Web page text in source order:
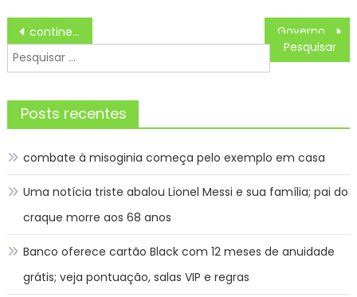
Navegação
de
Post
continente africano tem 139 mortes suspeitas em surtos de ebola
Pesquisar
por:
Posts recentes
combate à misoginia começa pelo exemplo em casa
Uma notícia triste abalou Lionel Messi e sua família; pai do
craque morre aos 68 anos
Banco oferece cartão Black com 12 meses de anuidade
grátis; veja pontuação, salas VIP e regras